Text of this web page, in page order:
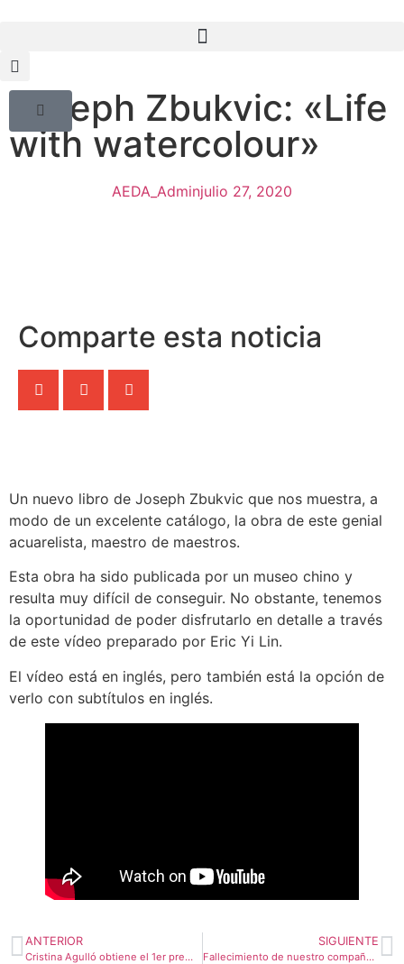
Joseph Zbukvic: «Life
with watercolour»
AEDA_Adminjulio 27, 2020
Comparte esta noticia
Un nuevo libro de Joseph Zbukvic que nos muestra, a
modo de un excelente catálogo, la obra de este genial
acuarelista, maestro de maestros.
Esta obra ha sido publicada por un museo chino y
resulta muy difícil de conseguir. No obstante, tenemos
la oportunidad de poder disfrutarlo en detalle a través
de este vídeo preparado por Eric Yi Lin.
El vídeo está en inglés, pero también está la opción de
verlo con subtítulos en inglés.
ANTERIOR
Cristina Agulló obtiene el 1er premio en el XI Certamen Nacional de pintura de Los Molinos.
SIGUIENTE
Fallecimiento de nuestro compañero Vicente Lezama